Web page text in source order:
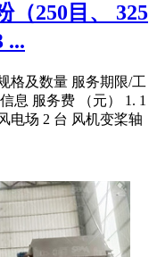
（250目、 325
...
格及数量 服务期限/工
息 服务费 （元） 1. 1
电场 2 台 风机变桨轴